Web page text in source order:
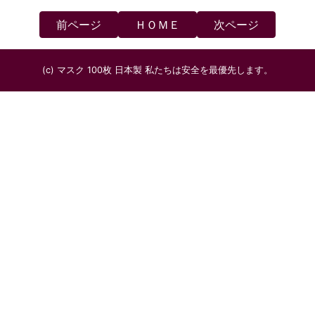
前ページ ＨＯＭＥ 次ページ
(c) マスク 100枚 日本製 私たちは安全を最優先します。